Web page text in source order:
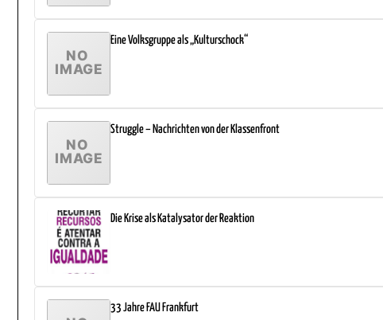
Eine Volksgruppe als „Kulturschock“
Struggle – Nachrichten von der Klassenfront
Die Krise als Katalysator der Reaktion
33 Jahre FAU Frankfurt